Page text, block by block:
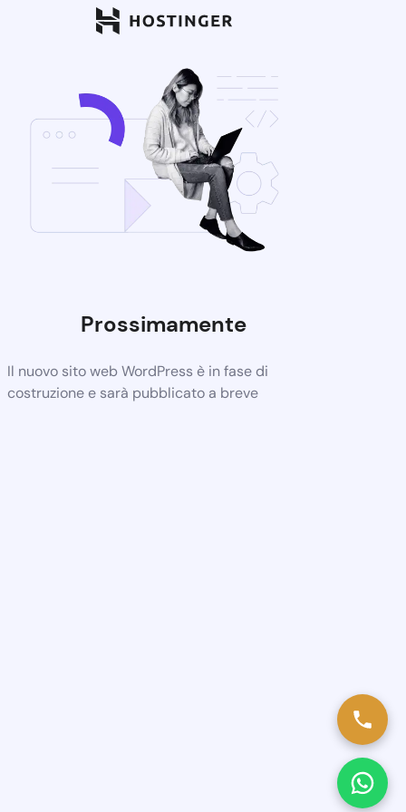
Prossimamente
Il nuovo sito web WordPress è in fase di
costruzione e sarà pubblicato a breve